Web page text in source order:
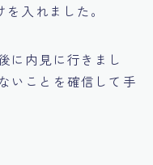
入れました。
に内見に行きまし
いことを確信して手